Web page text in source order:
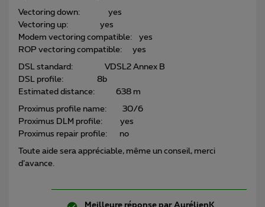
Vectoring down: yes
Vectoring up: yes
Modem vectoring compatible: yes
ROP vectoring compatible: yes
DSL standard: VDSL2 Annex B
DSL profile: 8b
Estimated distance: 638 m
Proximus profile name: 30/6
Proximus DLM profile: yes
Proximus repair profile: no
Toute aide sera appréciable, même un conseil, merci
d’avance.
Meilleure réponse par AurélienK